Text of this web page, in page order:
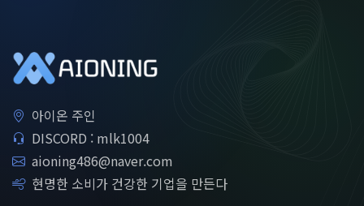
아이온 주인
DISCORD : mlk1004
aioning486@naver.com
현명한 소비가 건강한 기업을 만든다